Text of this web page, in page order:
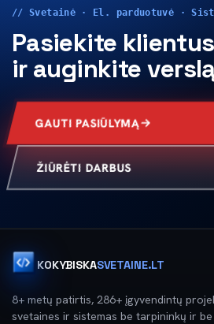
// Svetainė · El. parduotuvė ·
Pasiekite
ir auginkite
GAUTI PASIŪLYMĄ
ŽIŪRĖTI DARBUS
KOKYBISKASVETAINE.LT
8+ metų patirtis, 286+ įgyvendintų
svetaines ir sistemas be tarpininkų ir